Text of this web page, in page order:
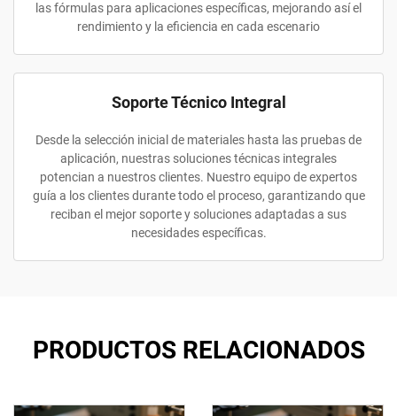
las fórmulas para aplicaciones específicas, mejorando así el
rendimiento y la eficiencia en cada escenario
Soporte Técnico Integral
Desde la selección inicial de materiales hasta las pruebas de
aplicación, nuestras soluciones técnicas integrales
potencian a nuestros clientes. Nuestro equipo de expertos
guía a los clientes durante todo el proceso, garantizando que
reciban el mejor soporte y soluciones adaptadas a sus
necesidades específicas.
PRODUCTOS RELACIONADOS